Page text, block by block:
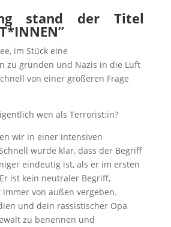
stand der Titel
im Stück eine
zu gründen und Nazis in die Luft
von einer größeren Frage
wen als Terrorist:in?
wir in einer intensiven
wurde klar, dass der Begriff
eindeutig ist, als er im ersten
ist kein neutraler Begriff,
von außen vergeben.
und dein rassistischer Opa
zu benennen und